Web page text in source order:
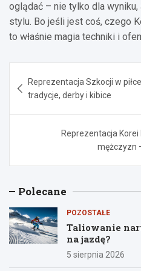
oglądać – nie tylko dla
stylu. Bo jeśli jest coś, czego
to właśnie magia techniki i
wpisu
Reprezentacja Szkocji w
tradycje, derby i kibice
Reprezentacja Korei
mężczyzn
Polecane
POZOSTAŁE
Taliowanie
na jazdę?
5 sierpnia 2026